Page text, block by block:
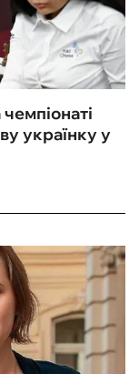
українку у